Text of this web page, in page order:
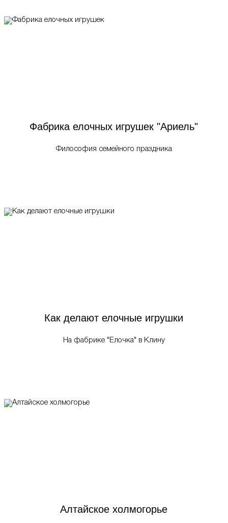
Фабрика елочных игрушек "Ариель"
Философия семейного праздника
Как делают елочные игрушки
На фабрике "Елочка" в Клину
Алтайское холмогорье